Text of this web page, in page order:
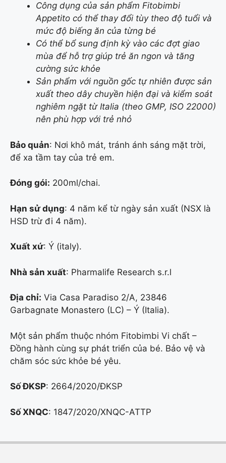
Công dụng của sản phẩm Fitobimbi
Appetito có thể thay đổi tùy theo độ tuổi và
mức độ biếng ăn của từng bé
Có thể bổ sung định kỳ vào các đợt giao
mùa để hỗ trợ giúp trẻ ăn ngon và tăng
cường sức khỏe
Sản phẩm với nguồn gốc tự nhiên được sản
xuất theo dây chuyền hiện đại và kiểm soát
nghiêm ngặt từ Italia (theo GMP, ISO 22000)
nên phù hợp với trẻ nhỏ
Bảo quản: Nơi khô mát, tránh ánh sáng mặt trời,
để xa tầm tay của trẻ em.
Đóng gói: 200ml/chai.
Hạn sử dụng: 4 năm kể từ ngày sản xuất (NSX là
HSD trừ đi 4 năm).
Xuất xứ: Ý (italy).
Nhà sản xuất: Pharmalife Research s.r.l
Địa chỉ: Via Casa Paradiso 2/A, 23846
Garbagnate Monastero (LC) – Ý (Italia).
Một sản phẩm thuộc nhóm Fitobimbi Vi chất –
Đồng hành cùng sự phát triển của bé. Bảo vệ và
chăm sóc sức khỏe bé yêu.
Số ĐKSP: 2664/2020/ĐKSP
Số XNQC: 1847/2020/XNQC-ATTP